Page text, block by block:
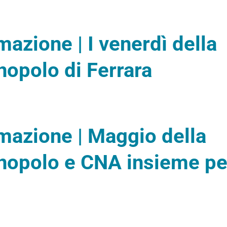
| I venerdì della
di Ferrara
| Maggio della
e CNA insieme